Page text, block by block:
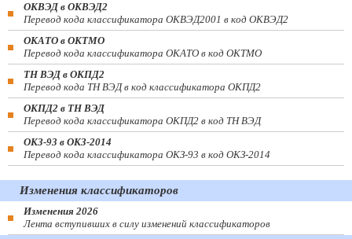
ОКВЭД в ОКВЭД2
Перевод кода классификатора ОКВЭД2001 в код ОКВЭД2
ОКАТО в ОКТМО
Перевод кода классификатора ОКАТО в код ОКТМО
ТН ВЭД в ОКПД2
Перевод кода ТН ВЭД в код классификатора ОКПД2
ОКПД2 в ТН ВЭД
Перевод кода классификатора ОКПД2 в код ТН ВЭД
ОКЗ-93 в ОКЗ-2014
Перевод кода классификатора ОКЗ-93 в код ОКЗ-2014
Изменения классификаторов
Изменения 2026
Лента вступивших в силу изменений классификаторов